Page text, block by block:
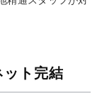
ト完結